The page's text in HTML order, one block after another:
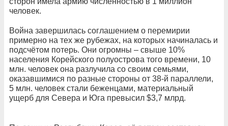
человек.
Война завершилась соглашением о перемирии
примерно на тех же рубежах, на которых начиналась и
подсчётом потерь. Они огромны – свыше 10%
населения Корейского полуострова того времени, 10
млн. человек она разлучила со своим семьями,
оказавшимися по разные стороны от 38-й параллели,
5 млн. человек стали беженцами, материальный
ущерб для Севера и Юга превысил $3,7 млрд.